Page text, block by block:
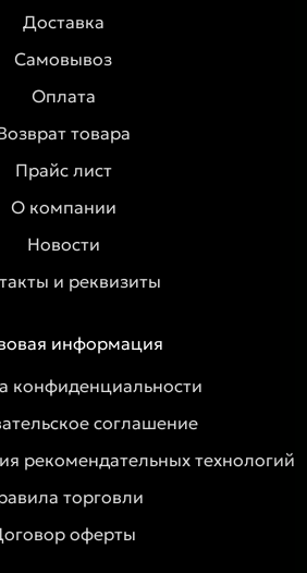
Доставка
Самовывоз
Оплата
товара
Прайс лист
О компании
Новости
и реквизиты
информация
конфиденциальности
соглашение
рекомендательных технологий
торговли
оферты